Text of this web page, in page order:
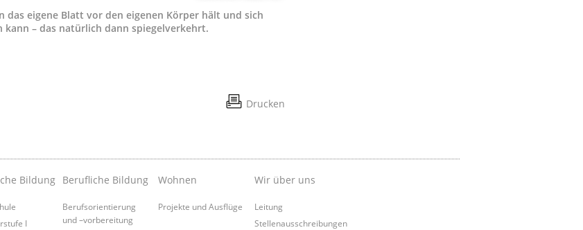
das eigene Blatt vor den eigenen Körper hält und sich
– das natürlich dann spiegelverkehrt.
Drucken
Bildung
I
Berufliche Bildung
Berufsorientierung
und –vorbereitung
Wohnen
Projekte und Ausflüge
Wir über uns
Leitung
Stellenausschreibungen